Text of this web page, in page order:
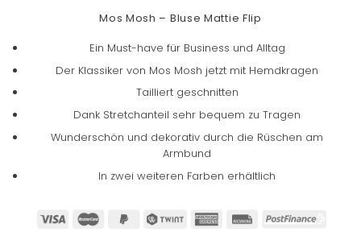
Mos Mosh – Bluse Mattie Flip
Ein Must-have für Business und Alltag
Der Klassiker von Mos Mosh jetzt mit Hemdkragen
Tailliert geschnitten
Dank Stretchanteil sehr bequem zu Tragen
Wunderschön und dekorativ durch die Rüschen am
Armbund
In zwei weiteren Farben erhältlich